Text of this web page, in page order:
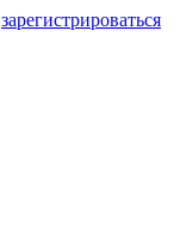
зарегистрироваться